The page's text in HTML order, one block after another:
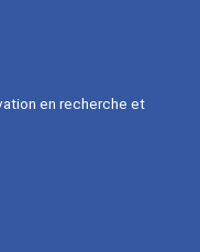
en recherche et